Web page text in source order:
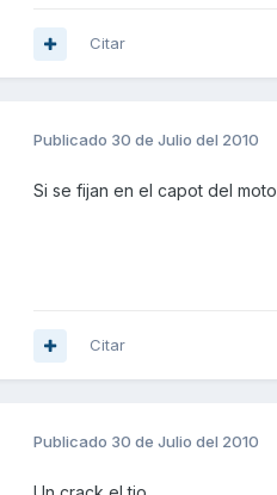
Citar
Publicado 30 de Julio del 2010
Si se fijan en el capot del
Citar
Publicado 30 de Julio del 2010